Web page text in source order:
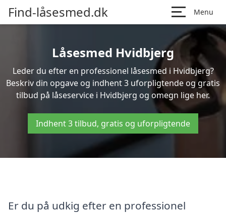
Find-låsesmed.dk Menu
Låsesmed Hvidbjerg
Leder du efter en professionel låsesmed i Hvidbjerg?
Beskriv din opgave og indhent 3 uforpligtende og gratis
tilbud på låseservice i Hvidbjerg og omegn lige her.
Indhent 3 tilbud, gratis og uforpligtende
Er du på udkig efter en professionel